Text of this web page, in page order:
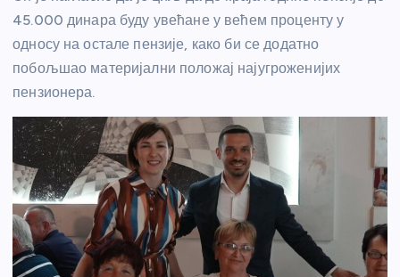
45.000 динара буду увећане у већем проценту у
односу на остале пензије, како би се додатно
побољшао материјални положај најугроженијих
пензионера.